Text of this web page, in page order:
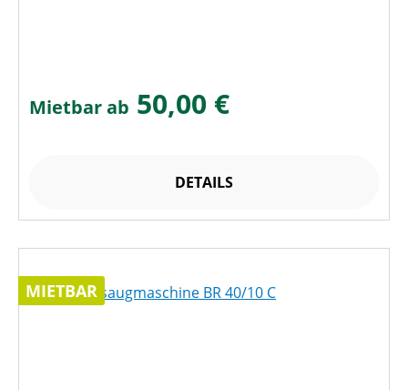
Mietbar ab 50,00 €
DETAILS
MIETBAR